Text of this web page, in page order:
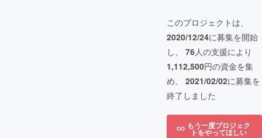
このプロジェクトは、
2020/12/24に募集を開始
し、 76人の支援により
1,112,500円の資金を集
め、 2021/02/02に募集を
終了しました
もう一度プロジェク
トをやってほしい